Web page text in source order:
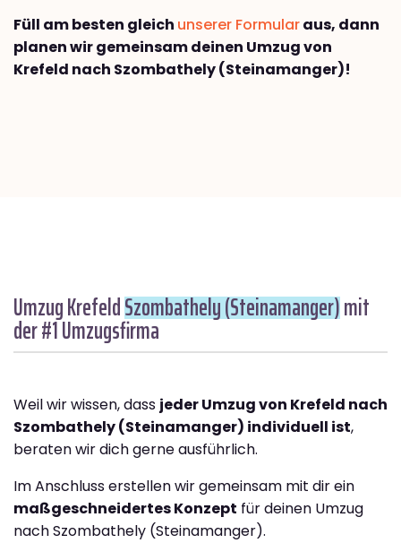
Füll am besten gleich unserer Formularaus, dann
planen wir gemeinsam deinen Umzug von
Krefeld nach Szombathely (Steinamanger)!
Umzug KrefeldSzombathely (Steinamanger)mit
der #1 Umzugsfirma
Weil wir wissen, dass jeder Umzug von Krefeld nach
Szombathely (Steinamanger) individuell ist,
beraten wir dich gerne ausführlich.
Im Anschluss erstellen wir gemeinsam mit dir ein
maßgeschneidertes Konzept für deinen Umzug
nach Szombathely (Steinamanger).